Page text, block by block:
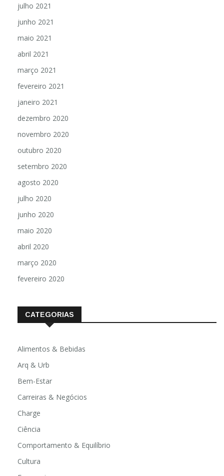
julho 2021
junho 2021
maio 2021
abril 2021
março 2021
fevereiro 2021
janeiro 2021
dezembro 2020
novembro 2020
outubro 2020
setembro 2020
agosto 2020
julho 2020
junho 2020
maio 2020
abril 2020
março 2020
fevereiro 2020
CATEGORIAS
Alimentos & Bebidas
Arq & Urb
Bem-Estar
Carreiras & Negócios
Charge
Ciência
Comportamento & Equilíbrio
Cultura